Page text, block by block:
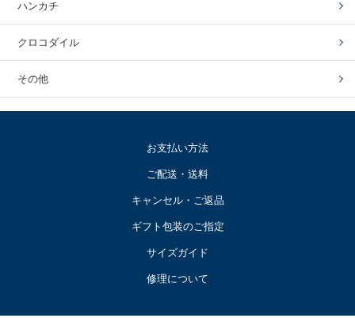
ハンカチ
クロコダイル
その他
お支払い方法
ご配送・送料
キャンセル・ご返品
ギフト包装のご指定
サイズガイド
修理について